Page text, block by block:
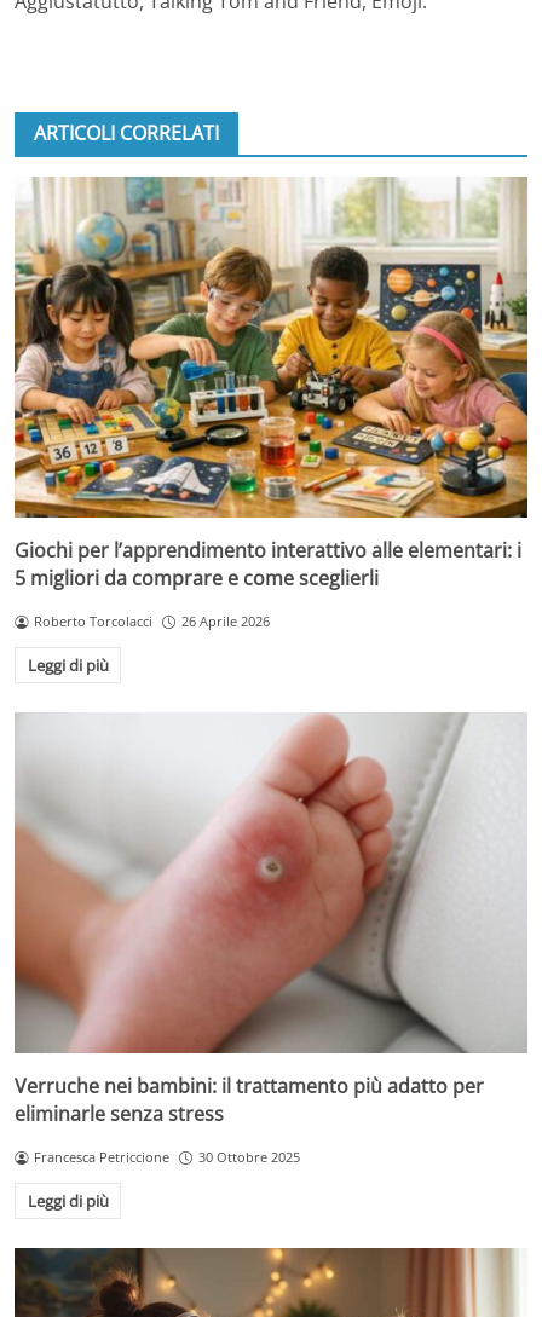
ARTICOLI CORRELATI
Giochi per l’apprendimento interattivo alle elementari: i
5 migliori da comprare e come sceglierli
Roberto Torcolacci 26 Aprile 2026
Leggi di più
Verruche nei bambini: il trattamento più adatto per
eliminarle senza stress
Francesca Petriccione 30 Ottobre 2025
Leggi di più